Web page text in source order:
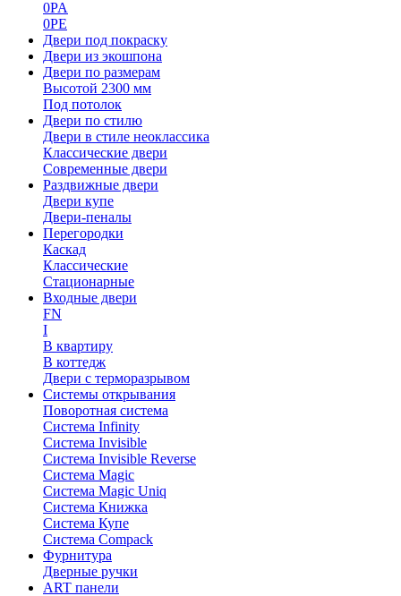
0PA
0PE
Двери под покраску
Двери из экошпона
Двери по размерам
Высотой 2300 мм
Под потолок
Двери по стилю
Двери в стиле неоклассика
Классические двери
Современные двери
Раздвижные двери
Двери купе
Двери-пеналы
Перегородки
Каскад
Классические
Стационарные
Входные двери
FN
I
В квартиру
В коттедж
Двери с терморазрывом
Системы открывания
Поворотная система
Система Infinity
Система Invisible
Система Invisible Reverse
Система Magic
Система Magic Uniq
Система Книжка
Система Купе
Система Compack
Фурнитура
Дверные ручки
ART панели